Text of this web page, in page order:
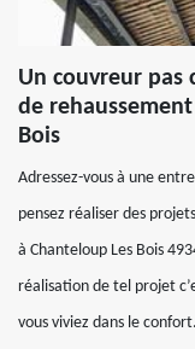
Un couvreur pas
de
Bois
Adressez-vous à une
pensez réaliser des
à Chanteloup Les Bois
réalisation de tel projet
vous viviez dans le